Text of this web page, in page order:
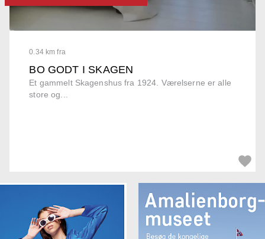
0.34 km fra
BO GODT I SKAGEN
Et gammelt Skagenshus fra 1924. Værelserne er alle
store og...